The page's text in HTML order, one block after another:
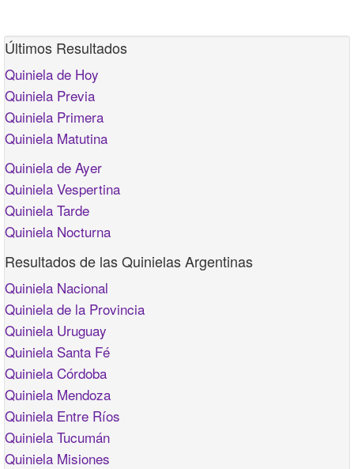
Últimos Resultados
Quiniela de Hoy
Quiniela Previa
Quiniela Primera
Quiniela Matutina
Quiniela de Ayer
Quiniela Vespertina
Quiniela Tarde
Quiniela Nocturna
Resultados de las Quinielas Argentinas
Quiniela Nacional
Quiniela de la Provincia
Quiniela Uruguay
Quiniela Santa Fé
Quiniela Córdoba
Quiniela Mendoza
Quiniela Entre Ríos
Quiniela Tucumán
Quiniela Misiones